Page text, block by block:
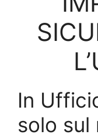
In
solo sul